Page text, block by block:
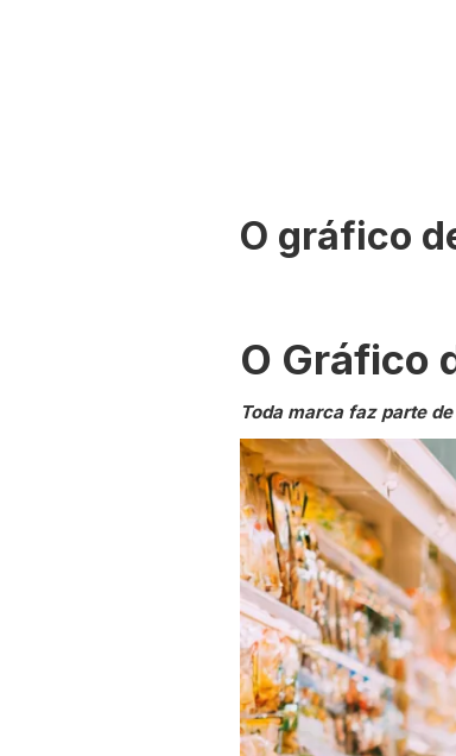
O gráfico
O Gráfico
Toda marca faz parte